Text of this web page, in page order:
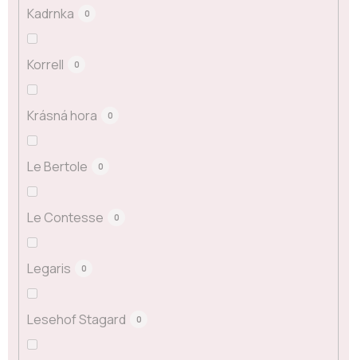
Kadrnka 0
Korrell 0
Krásná hora 0
Le Bertole 0
Le Contesse 0
Legaris 0
Lesehof Stagard 0